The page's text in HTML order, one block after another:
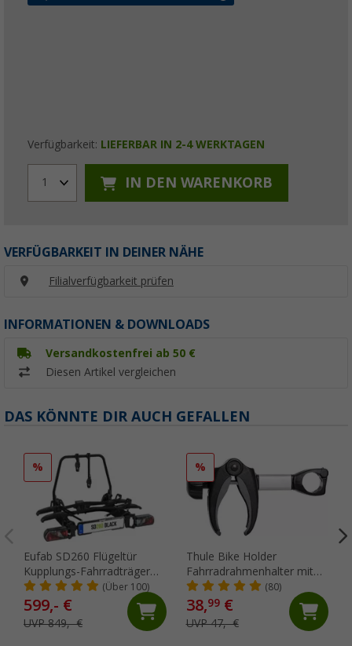
Verfügbarkeit: LIEFERBAR IN 2-4 WERKTAGEN
1 IN DEN WARENKORB
VERFÜGBARKEIT IN DEINER NÄHE
Filialverfügbarkeit prüfen
INFORMATIONEN & DOWNLOADS
Versandkostenfrei ab 50 €
Diesen Artikel vergleichen
DAS KÖNNTE DIR AUCH GEFALLEN
%
Eufab SD260 Flügeltür
Kupplungs-Fahrradträger
für 2 Fahrräder, E-Bike
geeignet Schwarz
(Über 100)
599,- €
UVP 849,- €
%
Thule Bike Holder
Fahrradrahmenhalter mit
Schloss Silber
(80)
38,99€
UVP 47,- €